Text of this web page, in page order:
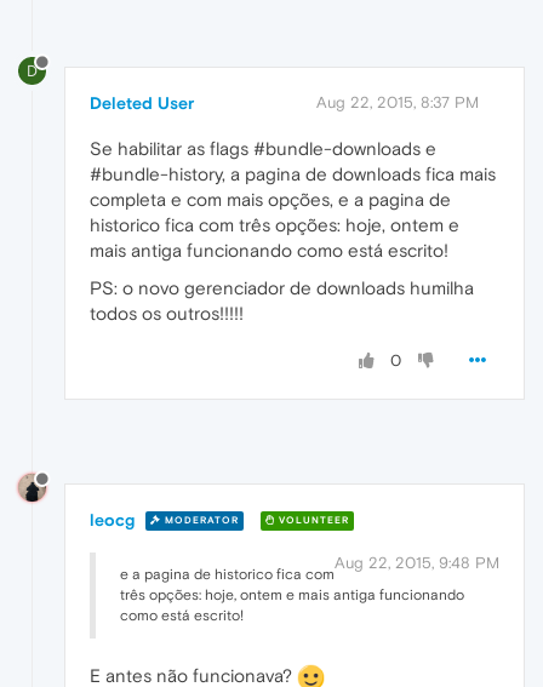
D
Deleted User Aug 22, 2015, 8:37 PM
Se habilitar as flags #bundle-downloads e
#bundle-history, a pagina de downloads fica mais
completa e com mais opções, e a pagina de
historico fica com três opções: hoje, ontem e
mais antiga funcionando como está escrito!
PS: o novo gerenciador de downloads humilha
todos os outros!!!!!
0
leocg MODERATOR VOLUNTEER
Aug 22, 2015, 9:48 PM
e a pagina de historico fica com
três opções: hoje, ontem e mais antiga funcionando
como está escrito!
E antes não funcionava?